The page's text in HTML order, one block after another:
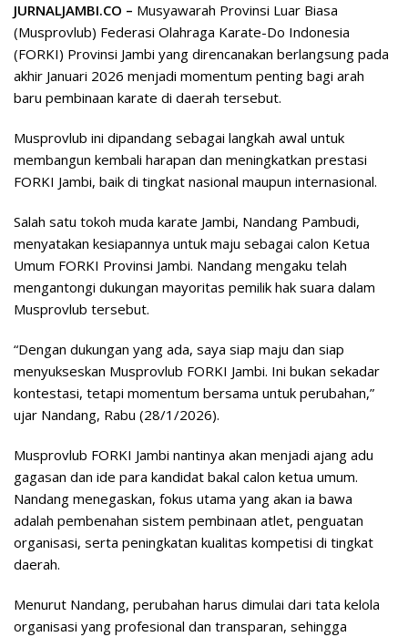
JURNALJAMBI.CO – Musyawarah Provinsi Luar Biasa
(Musprovlub) Federasi Olahraga Karate-Do Indonesia
(FORKI) Provinsi Jambi yang direncanakan berlangsung pada
akhir Januari 2026 menjadi momentum penting bagi arah
baru pembinaan karate di daerah tersebut.
Musprovlub ini dipandang sebagai langkah awal untuk
membangun kembali harapan dan meningkatkan prestasi
FORKI Jambi, baik di tingkat nasional maupun internasional.
Salah satu tokoh muda karate Jambi, Nandang Pambudi,
menyatakan kesiapannya untuk maju sebagai calon Ketua
Umum FORKI Provinsi Jambi. Nandang mengaku telah
mengantongi dukungan mayoritas pemilik hak suara dalam
Musprovlub tersebut.
“Dengan dukungan yang ada, saya siap maju dan siap
menyukseskan Musprovlub FORKI Jambi. Ini bukan sekadar
kontestasi, tetapi momentum bersama untuk perubahan,”
ujar Nandang, Rabu (28/1/2026).
Musprovlub FORKI Jambi nantinya akan menjadi ajang adu
gagasan dan ide para kandidat bakal calon ketua umum.
Nandang menegaskan, fokus utama yang akan ia bawa
adalah pembenahan sistem pembinaan atlet, penguatan
organisasi, serta peningkatan kualitas kompetisi di tingkat
daerah.
Menurut Nandang, perubahan harus dimulai dari tata kelola
organisasi yang profesional dan transparan, sehingga